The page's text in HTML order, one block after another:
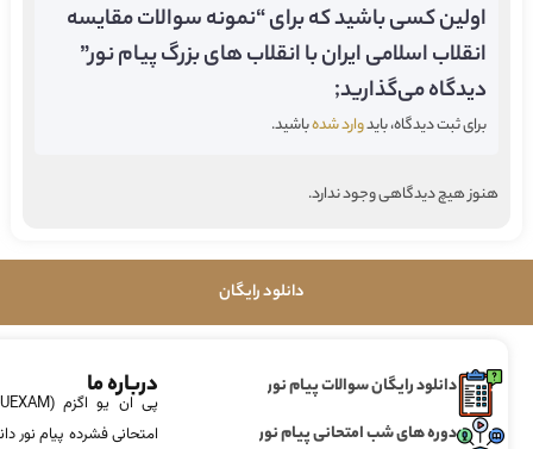
اولین کسی باشید که برای “نمونه سوالات مقایسه
انقلاب اسلامی ایران با انقلاب های بزرگ پیام نور”
دیدگاه می‌گذارید;
برای ثبت دیدگاه، بایدوارد شدهباشید.
هنوز هیچ دیدگاهی وجود ندارد.
دانلود رایگان
دانلود رایگان سوالات پیام نور
دوره های شب امتحانی پیام نور
درباره ما
امتحانی فشرده پیام نور